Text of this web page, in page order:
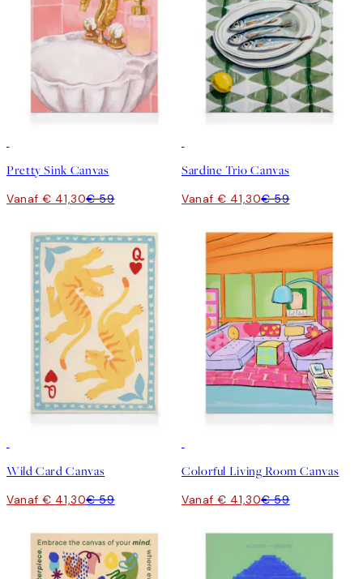
Pretty Sink Canvas
Vanaf € 41,30€ 59
Sardine Trio Canvas
Vanaf € 41,30€ 59
Wild Card Canvas
Vanaf € 41,30€ 59
Colorful Living Room Canvas
Vanaf € 41,30€ 59